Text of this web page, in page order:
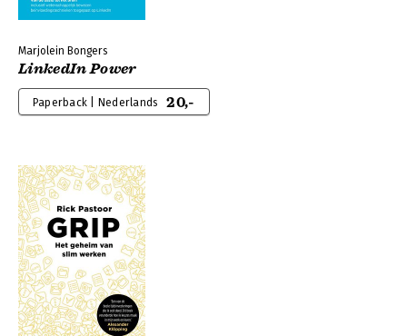
Marjolein Bongers
LinkedIn Power
Paperback | Nederlands 20,-